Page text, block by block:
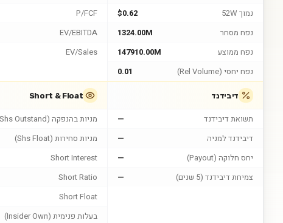
נמוך 52W
$0.62
נפח מסחר
1324.00M
נפח ממוצע
147910.00M
נפח יחסי (Rel Volume)
0.01
P/FCF
EV/EBITDA
EV/Sales
דיבידנד
תשואת דיבידנד
—
דיבידנד למניה
—
יחס חלוקה (Payout)
—
צמיחת דיבידנד (5 שנים)
—
Short & Float
מניות בהנפקה (Shs Outstand)
מניות סחירות (Shs Float)
Short Interest
Short Ratio
Short Float
בעלות פנימית (Insider Own)